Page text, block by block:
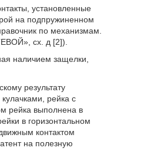
установленные
на подпружиненном
по механизмам.
сх. д [2]).
наличием защелки,
результату
рейка с
рейка выполнена в
в горизонтальном
контактом
на полезную